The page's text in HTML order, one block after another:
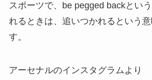
スポーツで、be pegged backとい
れるときは、追いつかれるという
す。
アーセナルのインスタグラムより